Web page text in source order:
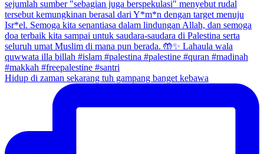
Hidup di zaman sekarang tuh gampang banget kebawa